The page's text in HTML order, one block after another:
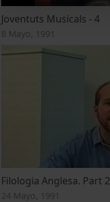
Joventuts Musicals - 4
8 Mayo, 1991
Filologia Anglesa. Part 2
24 Mayo, 1991